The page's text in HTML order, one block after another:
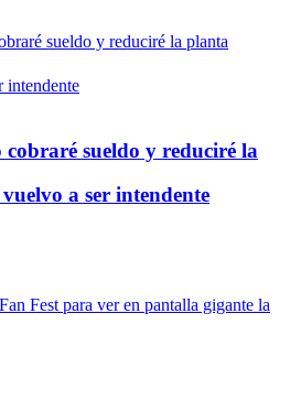
sueldo y reduciré la
a ser intendente